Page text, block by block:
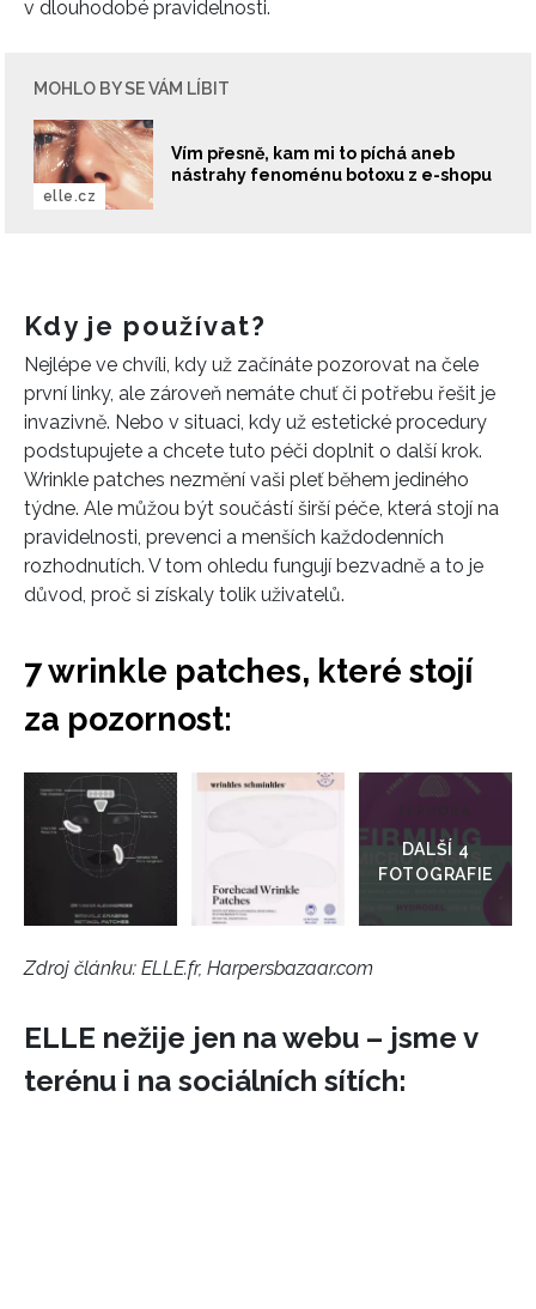
INFORMACE
REDAKCE
v dlouhodobé pravidelnosti.
MOHLO BY SE VÁM LÍBIT
Vím přesně, kam mi to píchá aneb
nástrahy fenoménu botoxu z e-shopu
elle.cz
Kdy je používat?
Nejlépe ve chvíli, kdy už začínáte pozorovat na čele
první linky, ale zároveň nemáte chuť či potřebu řešit je
invazivně. Nebo v situaci, kdy už estetické procedury
podstupujete a chcete tuto péči doplnit o další krok.
Wrinkle patches nezmění vaši pleť během jediného
týdne. Ale můžou být součástí širší péče, která stojí na
pravidelnosti, prevenci a menších každodenních
rozhodnutích. V tom ohledu fungují bezvadně a to je
důvod, proč si získaly tolik uživatelů.
7 wrinkle patches, které stojí
za pozornost:
Přejít
galerie
Zdroj článku: ELLE.fr, Harpersbazaar.com
ELLE nežije jen na webu – jsme v
terénu i na sociálních sítích: